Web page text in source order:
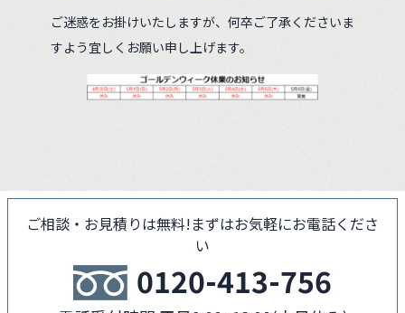
ご迷惑をお掛けいたしますが、何卒ご了承くださいま
すよう宜しくお願い申し上げます。
ご相談・お見積りは無料!まずはお気軽にお電話くださ
い
0120-413-756